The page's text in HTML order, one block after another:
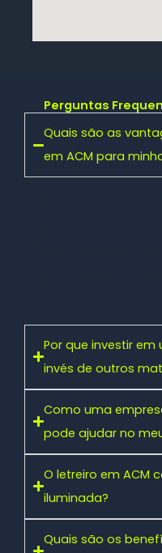
Perguntas
Quais são as
em ACM para
Por que investir
invés de outros
Como uma
pode ajudar no
O letreiro em ACM
iluminada?
Quais são os